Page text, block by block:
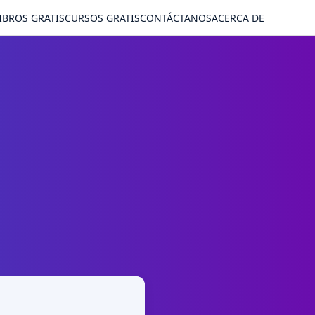
GRATISCURSOS GRATISCONTÁCTANOSACERCA DE